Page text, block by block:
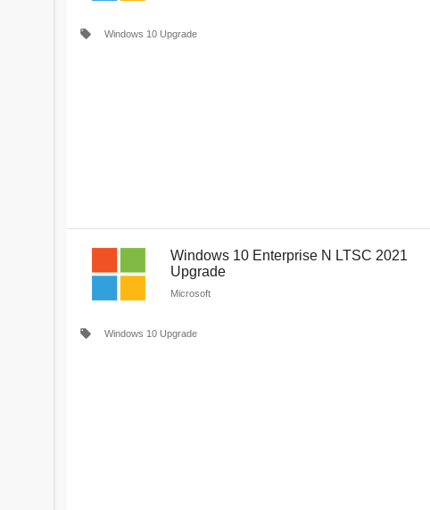
local_offer Windows 10 Upgrade
Windows 10 Enterprise N LTSC 2021
Upgrade
Microsoft
local_offer Windows 10 Upgrade